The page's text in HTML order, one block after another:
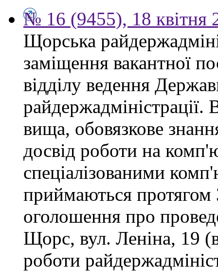
№ 16 (9455), 18 квітня
Щорська
заміщення вакантної
відділу ведення
райдержадміністрації.
вища, обовязкове
досвід роботи на
спеціалізованими
приймаються протягом
оголошення про
Щорс, вул. Леніна, 19
роботи